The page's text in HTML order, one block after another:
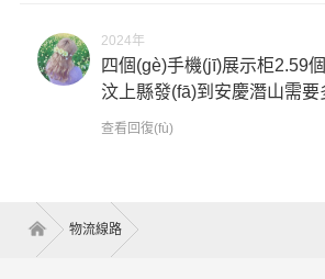
2024年
四個(gè)手機(jī)展示柜2.59
汶上縣發(fā)到安慶潛山需要
查看回復(fù)
物流線路